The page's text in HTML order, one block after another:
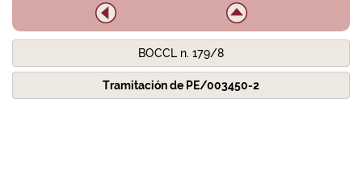
BOCCL n. 179/8
Tramitación de PE/003450-2